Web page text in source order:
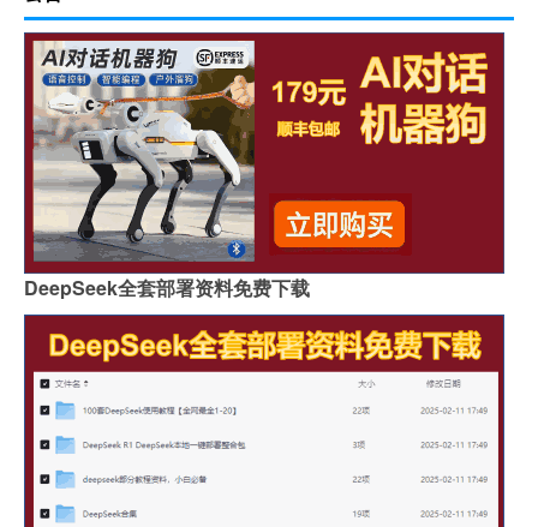
DeepSeek全套部署资料免费下载